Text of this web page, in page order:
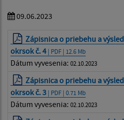
09.06.2023
Zápisnica o priebehu a
okrsok č. 4 | PDF | 12.6 Mb
Dátum vyvesenia: 02.10.2023
Zápisnica o priebehu a
okrsok č. 3 | PDF | 0.71 Mb
Dátum vyvesenia: 02.10.2023